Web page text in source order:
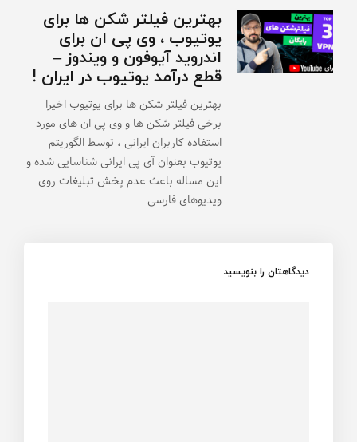
بهترین فیلتر شکن ها برای
یوتیوب ، وی پی ان برای
اندروید آیوفون و ویندوز –
قطع درآمد یوتیوب در ایران !
بهترین فیلتر شکن ها برای یوتیوب اخیرا
برخی فیلتر شکن ها و وی پی ان های مورد
استفاده کاربران ایرانی ، توسط الگوریتم
یوتیوب بعنوان آی پی ایرانی شناسایی شده و
این مساله باعث عدم پخش تبلیغات روی
ویدیوهای فارسی
دیدگاهتان را بنویسید